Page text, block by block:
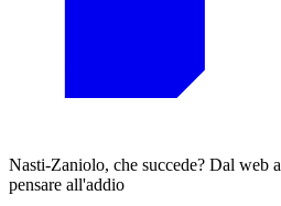
Nasti-Zaniolo, che succede? Dal web
pensare all'addio